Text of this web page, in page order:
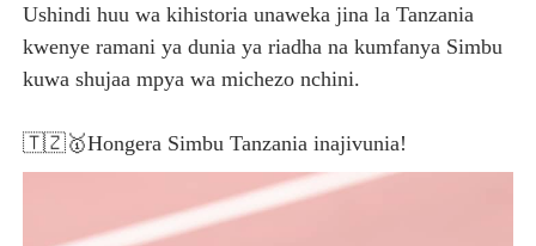
Ushindi huu wa kihistoria unaweka jina la Tanzania
kwenye ramani ya dunia ya riadha na kumfanya Simbu
kuwa shujaa mpya wa michezo nchini.
🇹🇿🥇Hongera Simbu Tanzania inajivunia!